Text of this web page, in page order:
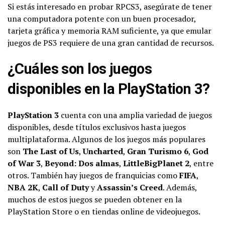
Si estás interesado en probar RPCS3, asegúrate de tener
una computadora potente con un buen procesador,
tarjeta gráfica y memoria RAM suficiente, ya que emular
juegos de PS3 requiere de una gran cantidad de recursos.
¿Cuáles son los juegos
disponibles en la PlayStation 3?
PlayStation 3 cuenta con una amplia variedad de juegos
disponibles, desde títulos exclusivos hasta juegos
multiplataforma. Algunos de los juegos más populares
son The Last of Us,Uncharted, Gran Turismo 6, God
of War 3, Beyond: Dos almas, LittleBigPlanet 2, entre
otros. También hay juegos de franquicias comoFIFA,
NBA 2K, Call of DutyyAssassin’s Creed. Además,
muchos de estos juegos se pueden obtener en la
PlayStation Store o en tiendas online de videojuegos.